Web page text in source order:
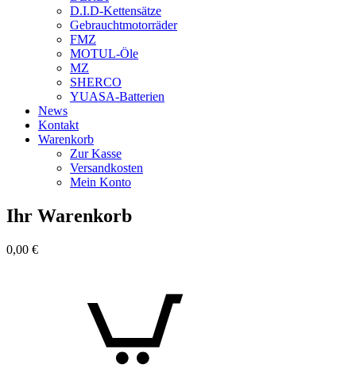
D.I.D-Kettensätze
Gebrauchtmotorräder
FMZ
MOTUL-Öle
MZ
SHERCO
YUASA-Batterien
News
Kontakt
Warenkorb
Zur Kasse
Versandkosten
Mein Konto
Ihr Warenkorb
0,00 €